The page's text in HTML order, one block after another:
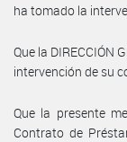
ha tomado la
Que la DIRECCIÓN
intervención de su
Que la presente
Contrato de